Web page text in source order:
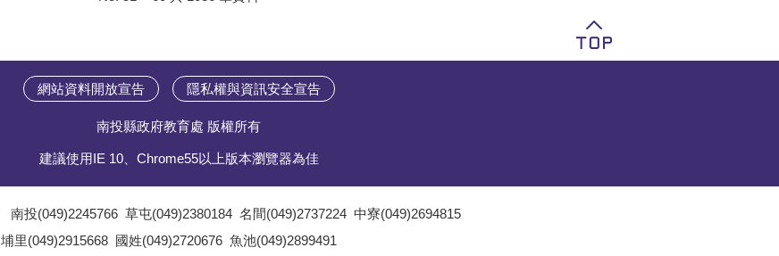
網站資料開放宣告 隱私權與資訊安全宣告
南投縣政府教育處 版權所有
建議使用IE 10、Chrome55以上版本瀏覽器為佳
南投(049)2245766 草屯(049)2380184 名間(049)2737224 中寮(049)2694815
埔里(049)2915668 國姓(049)2720676 魚池(049)2899491